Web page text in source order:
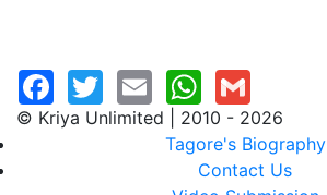
© Kriya Unlimited | 2010 - 2026
Tagore's Biography
Contact Us